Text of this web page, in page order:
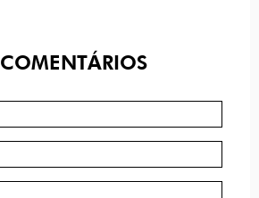
COMENTÁRIOS